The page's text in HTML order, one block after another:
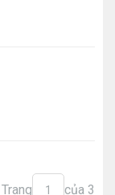
Trang 1 của 3